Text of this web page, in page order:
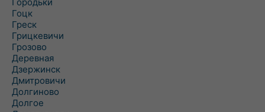
Гоцк
Греск
Грицкевичи
Грозово
Деревная
Дзержинск
Дмитровичи
Долгиново
Долгое